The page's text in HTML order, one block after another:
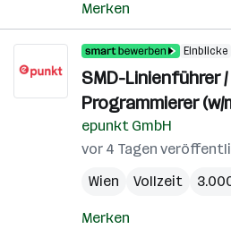
Merken
Einblicke
SMD-Linienführer /
Programmierer (w/
epunkt GmbH
vor 4 Tagen
Wien
Vollzeit
Merken